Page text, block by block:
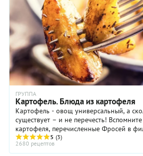
ГРУППА
Картофель. Блюда из картофеля
Картофель - овощ универсальный, а
существует – и не перечесть!
картофеля, перечисленные Фросей в
картошка жареная, отварная, пюре, ...
5 (3)
2680 рецептов